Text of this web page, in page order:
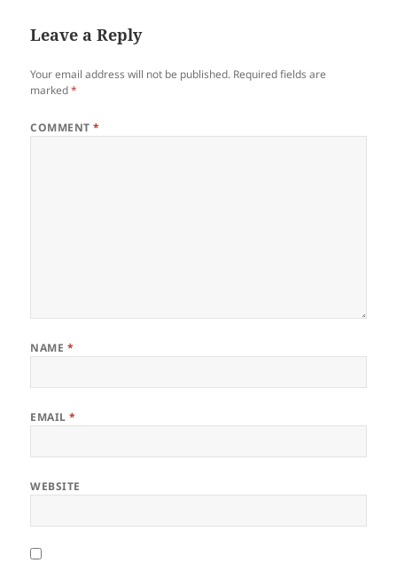
Leave a Reply
Your email address will not be published. Required fields are
marked*
COMMENT*
NAME *
EMAIL*
WEBSITE